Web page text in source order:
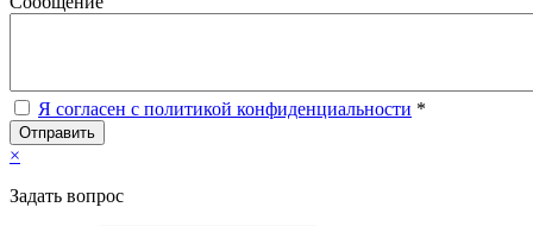
Я согласен с политикой конфиденциальности *
Отправить
×
Задать вопрос